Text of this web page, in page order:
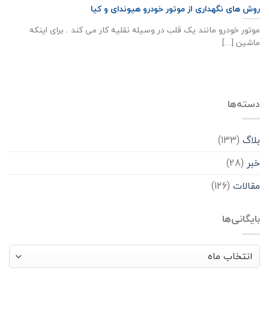
روش های نگهداری از موتور خودرو هیوندای و کیا
موتور خودرو مانند یک قلب در وسیله نقلیه کار می کند . برای اینکه
ماشین [...]
دسته‌ها
بلاگ (133)
خبر (28)
مقالات (126)
بایگانی‌ها
بایگانی‌ها